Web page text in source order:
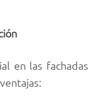
en las fachadas